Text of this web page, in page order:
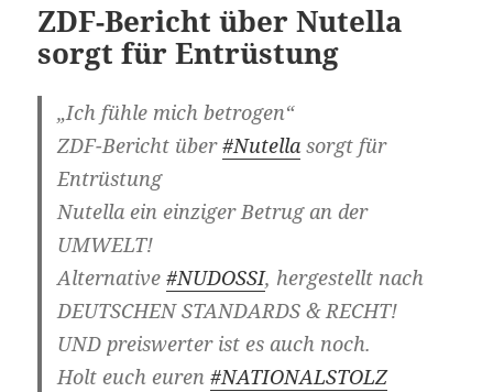
ZDF-Bericht über Nutella
sorgt für Entrüstung
„Ich fühle mich betrogen“
ZDF-Bericht über#Nutellasorgt für
Entrüstung
Nutella ein einziger Betrug an der
UMWELT!
Alternative#NUDOSSI, hergestellt nach
DEUTSCHEN STANDARDS & RECHT!
UND preiswerter ist es auch noch.
Holt euch euren#NATIONALSTOLZ